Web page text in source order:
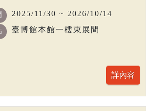
2025/11/30 ~ 2026/10/14
臺博館本館一樓東展間